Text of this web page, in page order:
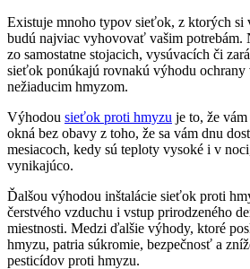
Existuje mnoho typov sieťok, z ktorých si
budú najviac vyhovovať vašim potrebám.
zo samostatne stojacich, vysúvacích či
sieťok ponúkajú rovnakú výhodu ochrany
nežiaducim hmyzom.
Výhodou sieťok proti hmyzu je to, že
okná bez obavy z toho, že sa vám dnu
mesiacoch, kedy sú teploty vysoké i v
vynikajúco.
Ďalšou výhodou inštalácie sieťok proti
čerstvého vzduchu i vstup prirodzeného
miestnosti. Medzi ďalšie výhody, ktoré
hmyzu, patria súkromie, bezpečnosť a
pesticídov proti hmyzu.